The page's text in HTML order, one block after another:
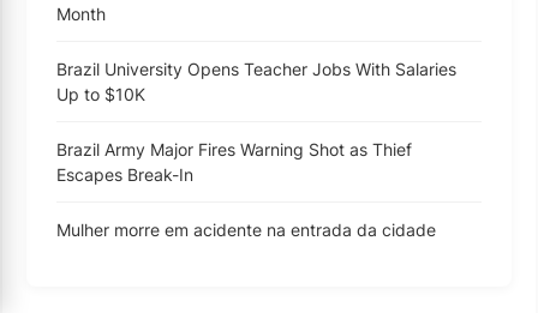
Month
Brazil University Opens Teacher Jobs With Salaries
Up to $10K
Brazil Army Major Fires Warning Shot as Thief
Escapes Break-In
Mulher morre em acidente na entrada da cidade